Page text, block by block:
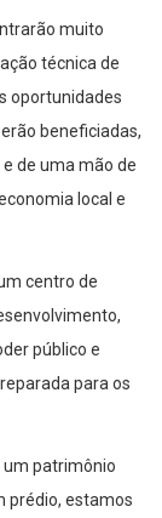
muito
técnica de
oportunidades
beneficiadas,
de uma mão de
local e
centro de
público e
para os
um patrimônio
prédio, estamos